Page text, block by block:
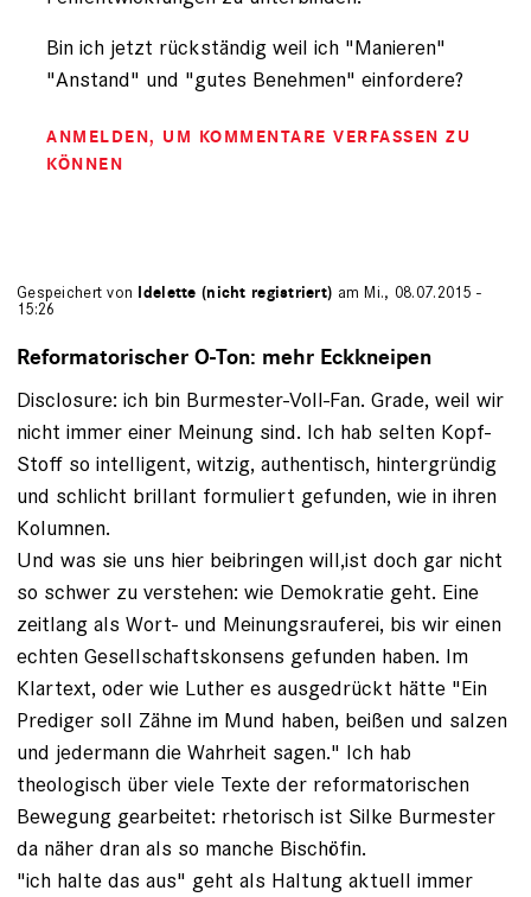
Bin ich jetzt rückständig weil ich "Manieren"
"Anstand" und "gutes Benehmen" einfordere?
ANMELDEN, UM KOMMENTARE VERFASSEN ZU
KÖNNEN
Gespeichert von Idelette (nicht registriert) am Mi., 08.07.2015 -
15:26
Reformatorischer O-Ton: mehr Eckkneipen
Disclosure: ich bin Burmester-Voll-Fan. Grade, weil wir
nicht immer einer Meinung sind. Ich hab selten Kopf-
Stoff so intelligent, witzig, authentisch, hintergründig
und schlicht brillant formuliert gefunden, wie in ihren
Kolumnen.
Und was sie uns hier beibringen will,ist doch gar nicht
so schwer zu verstehen: wie Demokratie geht. Eine
zeitlang als Wort- und Meinungsrauferei, bis wir einen
echten Gesellschaftskonsens gefunden haben. Im
Klartext, oder wie Luther es ausgedrückt hätte "Ein
Prediger soll Zähne im Mund haben, beißen und salzen
und jedermann die Wahrheit sagen." Ich hab
theologisch über viele Texte der reformatorischen
Bewegung gearbeitet: rhetorisch ist Silke Burmester
da näher dran als so manche Bischöfin.
"ich halte das aus" geht als Haltung aktuell immer